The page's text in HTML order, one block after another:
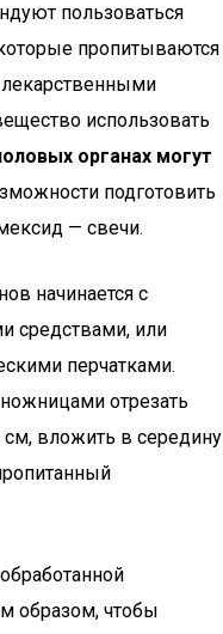
пользоваться
пропитываются
использовать
органах могут
подготовить
— свечи.
начинается с
средствами, или
перчатками.
отрезать
см, вложить в середину
образом, чтобы